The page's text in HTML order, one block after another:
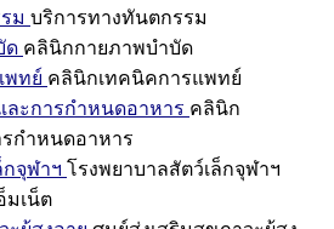
ม บริการทางทันตกรรม
ด คลินิกกายภาพบำบัด
พทย์ คลินิกเทคนิคการแพทย์
ะการกำหนดอาหาร คลินิก
กำหนดอาหาร
กจุฬาฯ โรงพยาบาลสัตว์เล็กจุฬาฯ
มเน็ต